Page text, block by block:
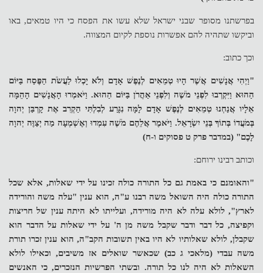
בפרשתנו מסופר שבני ישראל שלא עשו את הפסח כי היו טמאים, באו
וביקשו שתהיה להם אפשרות נוספת לקיום המצווה.
וכך כתוב:
"וַיְהִי אֲנָשִׁים אֲשֶׁר הָיוּ טְמֵאִים לְנֶפֶשׁ אָדָם וְלֹא יָכְלוּ לַעֲשֹׂת הַפֶּסַח בַּיּוֹם
הַהוּא וַיִּקְרְבוּ לִפְנֵי מֹשֶׁה וְלִפְנֵי אַהֲרֹן בַּיּוֹם הַהוּא. וַיֹּאמְרוּ הָאֲנָשִׁים הָהֵמָּה
אֵלָיו אֲנַחְנוּ טְמֵאִים לְנֶפֶשׁ אָדָם לָמָּה נִגָּרַע לְבִלְתִּי הַקְרִב אֶת קָרְבַּן יְהוָה
בְּמֹעֲדוֹ בְּתוֹךְ בְּנֵי יִשְׂרָאֵל. וַיֹּאמֶר אֲלֵהֶם מֹשֶׁה עִמְדוּ וְאֶשְׁמְעָה מַה יְצַוֶּה יְהוָה
לָכֶם" (במדבר פרק ט פסוקים ו-ח)
וכותב רבינו ירוחם:
"והאומנם כי באמת גם כל התורה כולה זכינו על ידי שאלות, אלא שכל
התורה כולה היה השואל משה רבנו ע"ה, הוא ענין "עלה משה והורידה
לארץ", לולא עלה לא היה מורידה, ועלייתו לא היתה ענין של חריצות
וקפיצה, כל דבר ודבר שקבל משה מן ה' על ידי שאלות על הדבר הוא
שקבלן, לולא שאלותיו לא היו באין תשובות הקב"ה, הוא ענין זכרו תורת
משה עבדי (מלאכי ג כב) שכאשר שואלים אז משיבים, וכאילו לולא
השאלות לא היה לנו כל תורה. ובשתי הפרשיות הנזכרים, כי האנשים